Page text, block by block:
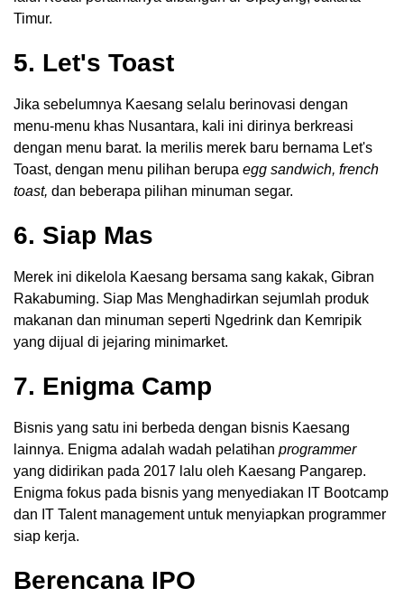
Timur.
5. Let's Toast
Jika sebelumnya Kaesang selalu berinovasi dengan
menu-menu khas Nusantara, kali ini dirinya berkreasi
dengan menu barat. Ia merilis merek baru bernama Let's
Toast, dengan menu pilihan berupa egg sandwich, french
toast, dan beberapa pilihan minuman segar.
6. Siap Mas
Merek ini dikelola Kaesang bersama sang kakak, Gibran
Rakabuming. Siap Mas Menghadirkan sejumlah produk
makanan dan minuman seperti Ngedrink dan Kemripik
yang dijual di jejaring minimarket.
7. Enigma Camp
Bisnis yang satu ini berbeda dengan bisnis Kaesang
lainnya. Enigma adalah wadah pelatihan programmer
yang didirikan pada 2017 lalu oleh Kaesang Pangarep.
Enigma fokus pada bisnis yang menyediakan IT Bootcamp
dan IT Talent management untuk menyiapkan programmer
siap kerja.
Berencana IPO